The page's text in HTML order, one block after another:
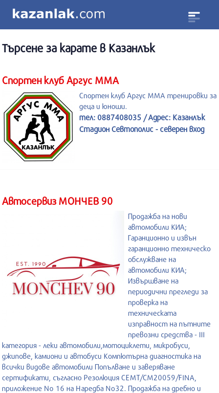
Търсене за карате в Казанлък
Спортен клуб Аргус MMA
Спортен клуб Аргус MMA тренировки за
деца и юноши.
тел: 0887408035 / Адрес: Казанлък
Стадион Севтополис - северен вход
Автосервиз МОНЧЕВ 90
Продажба на нови
автомобили КИА;
Гаранционно и извън
гаранционно техническо
обслужване на
автомобили КИА;
Извършване на
периодични прегледи за
проверка на
техническата
изправност на пътните
превозни средства - III
категория - леки автомобили,мотоциклети, микробуси,
джипове, камиони и автобуси Компютърна диагностика на
всички видове автомобили Попълване и заверяване
сертификати, съгласно Резолюция СЕМТ/СМ20059/FINA,
приложение No 16 на Наредба No32. Продажба на дребно и